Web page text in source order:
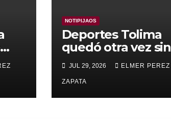
NOTIPIJAOS
Deportes Tolima
quedó otra vez sin
Copa
JUL 29, 2026 ELMER PEREZ
ZAPATA